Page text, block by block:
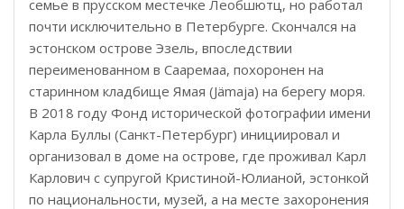
семье в прусском местечке Леобшютц, но работал
почти исключительно в Петербурге. Скончался на
эстонском острове Эзель, впоследствии
переименованном в Сааремаа, похоронен на
старинном кладбище Ямая (Jämaja) на берегу моря.
В 2018 году Фонд исторической фотографии имени
Карла Буллы (Санкт-Петербург) инициировал и
организовал в доме на острове, где проживал Карл
Карлович с супругой Кристиной-Юлианой, эстонкой
по национальности, музей, а на месте захоронения